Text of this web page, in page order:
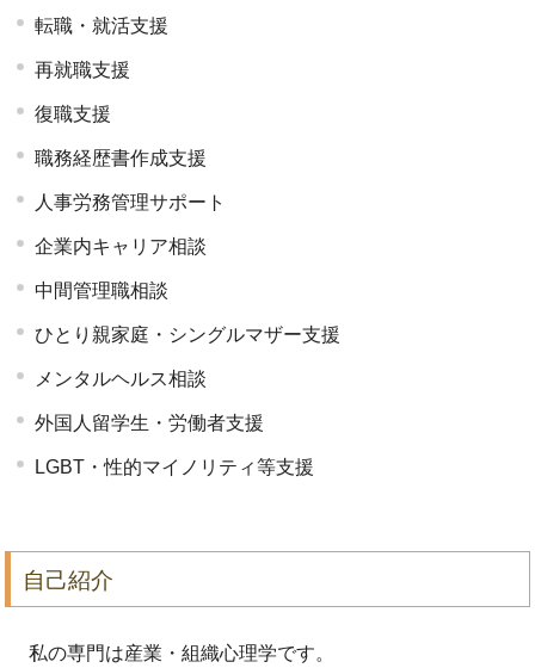
転職・就活支援
再就職支援
復職支援
職務経歴書作成支援
人事労務管理サポート
企業内キャリア相談
中間管理職相談
ひとり親家庭・シングルマザー支援
メンタルヘルス相談
外国人留学生・労働者支援
LGBT・性的マイノリティ等支援
自己紹介
私の専門は産業・組織心理学です。